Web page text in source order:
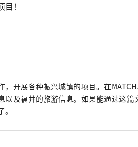
！
，开展各种振兴城镇的项目。在
以及福井的旅游信息。如果能通过这篇